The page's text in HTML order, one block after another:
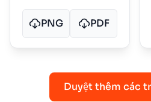
PNG PDF
Duyệt thêm các